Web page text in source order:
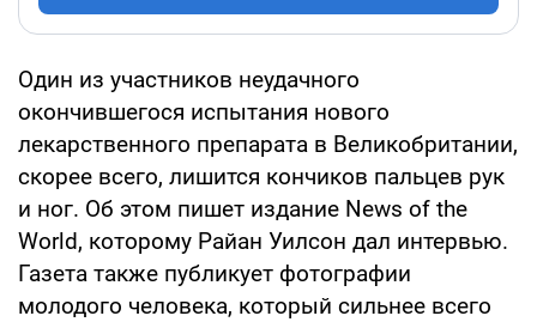
Один из участников неудачного
окончившегося испытания нового
лекарственного препарата в Великобритании,
скорее всего, лишится кончиков пальцев рук
и ног. Об этом пишет издание News of the
World, которому Райан Уилсон дал интервью.
Газета также публикует фотографии
молодого человека, который сильнее всего